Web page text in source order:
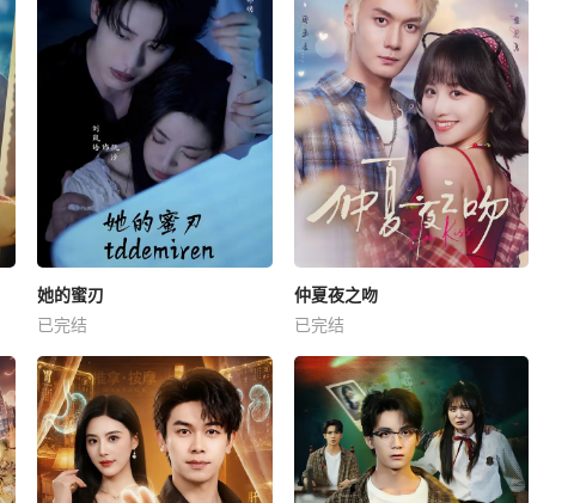
她的蜜刃
已完结
仲夏夜之吻
已完结